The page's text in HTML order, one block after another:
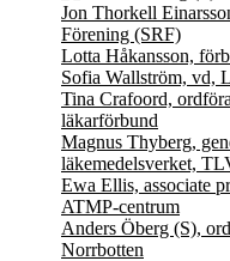
Jon Thorkell
Förening (SRF)
Lotta Håkansson,
Sofia Wallström, vd,
Tina Crafoord,
läkarförbund
Magnus Thyberg,
läkemedelsverket,
Ewa Ellis, associate
ATMP-centrum
Anders Öberg (S),
Norrbotten